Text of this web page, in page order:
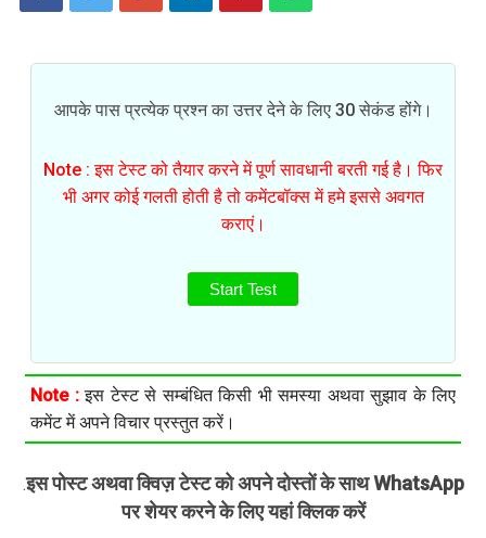
आपके पास प्रत्येक प्रश्न का उत्तर देने के लिए 30 सेकंड होंगे।
Note : इस टेस्ट को तैयार करने में पूर्ण सावधानी बरती गई है। फिर
भी अगर कोई गलती होती है तो कमेंटबॉक्स में हमे इससे अवगत
कराएं।
Start Test
Note :इस टेस्ट से सम्बंधित किसी भी समस्या अथवा सुझाव के लिए
कमेंट में अपने विचार प्रस्तुत करें।
.इस पोस्ट अथवा क्विज़ टेस्ट को अपने दोस्तों के साथ WhatsApp
पर शेयर करने के लिए यहां क्लिक करें